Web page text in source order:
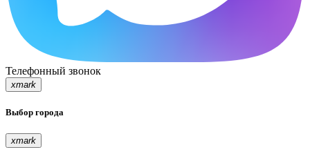
Телефонный звонок
xmark
Выбор города
xmark